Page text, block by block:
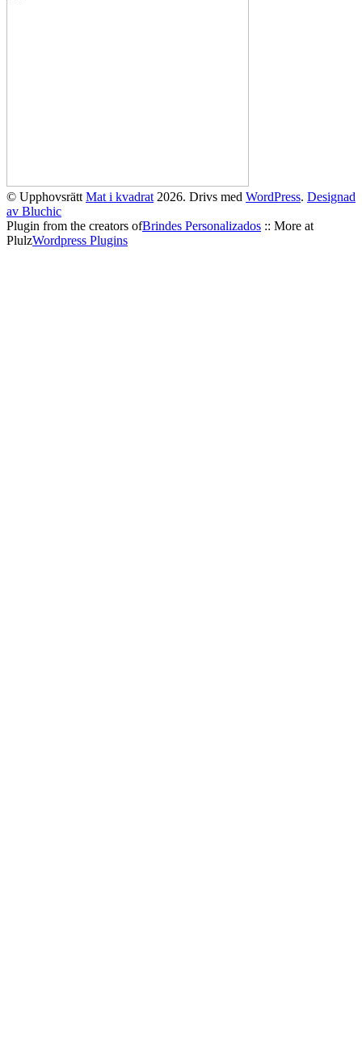
© Upphovsrätt Mat i kvadrat 2026. Drivs med WordPress. Designad
av Bluchic
Plugin from the creators ofBrindes Personalizados :: More at
PlulzWordpress Plugins